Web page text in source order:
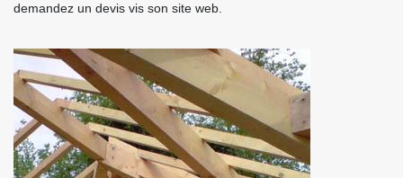
demandez un devis vis son site web.